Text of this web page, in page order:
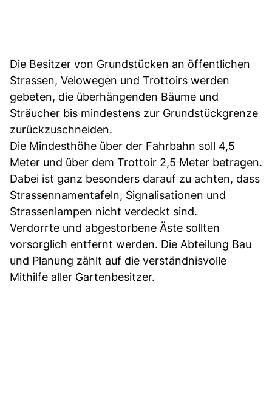
Die Besitzer von Grundstücken an öffentlichen
Strassen, Velowegen und Trottoirs werden
gebeten, die überhängenden Bäume und
Sträucher bis mindestens zur Grundstückgrenze
zurückzuschneiden.
Die Mindesthöhe über der Fahrbahn soll 4,5
Meter und über dem Trottoir 2,5 Meter betragen.
Dabei ist ganz besonders darauf zu achten, dass
Strassennamentafeln, Signalisationen und
Strassenlampen nicht verdeckt sind.
Verdorrte und abgestorbene Äste sollten
vorsorglich entfernt werden. Die Abteilung Bau
und Planung zählt auf die verständnisvolle
Mithilfe aller Gartenbesitzer.